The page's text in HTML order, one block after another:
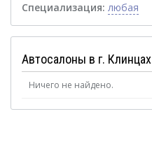
Специализация: любая
Автосалоны в г. Клинцах
Ничего не найдено.